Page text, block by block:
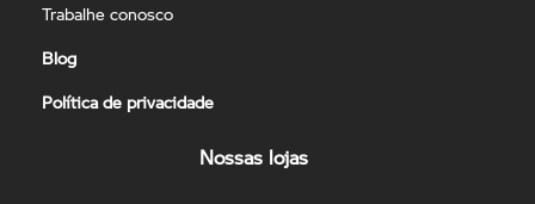
Trabalhe conosco
Blog
Política de privacidade
Nossas lojas